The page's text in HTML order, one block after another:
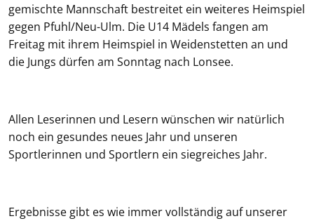
gemischte Mannschaft bestreitet ein weiteres Heimspiel
gegen Pfuhl/Neu-Ulm. Die U14 Mädels fangen am
Freitag mit ihrem Heimspiel in Weidenstetten an und
die Jungs dürfen am Sonntag nach Lonsee.
Allen Leserinnen und Lesern wünschen wir natürlich
noch ein gesundes neues Jahr und unseren
Sportlerinnen und Sportlern ein siegreiches Jahr.
Ergebnisse gibt es wie immer vollständig auf unserer